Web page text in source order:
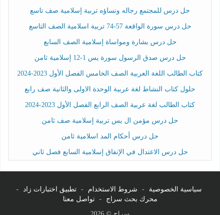
حل درس للمجتمع رجاله ونساؤه تربية إسلامية صف تاسع
حل درس سورة الواقعة 57-74 تربية اسلامية الصف التاسع
حل درس بشارة ومواساة إسلامية الصف السابع
حل درس صدق الرسول سورة يس 1-12 إسلامية ثامن
كتاب الطالب اللغة العربية الصف الخامس الفصل الأول 2023-2024
حلول كتاب النشاط لغة عربية الوحدة الاولى والثانية صف رابع
كتاب الطالب لغة عربية الصف الرابع الفصل الأول 2023-2024
حل درس مؤمن ال يس تربية إسلامية صف ثامن
حل درس أحكام المد اسلامية ثامن
حل درس الاعتدال في الإنفاق إسلامية السابع فصل ثاني
سياسية الخصوصية - شروط الاستخدام - تطبيق اختبارات زاد
-
محرك بحث سراج
-
تواصل معنا